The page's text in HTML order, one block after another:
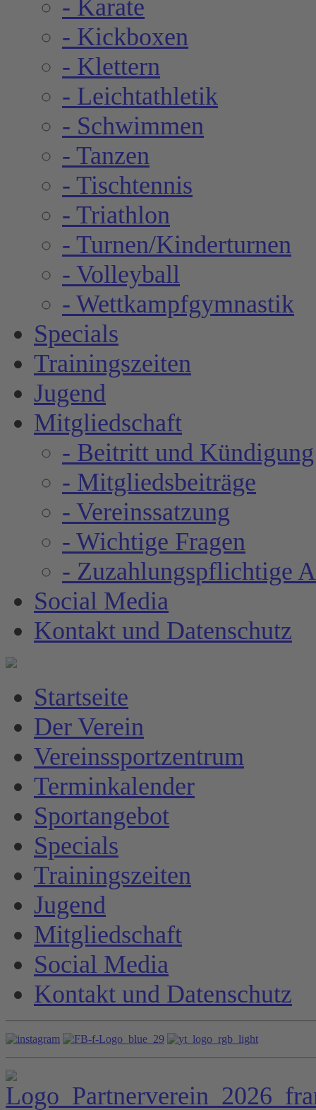
- Karate
- Kickboxen
- Klettern
- Leichtathletik
- Schwimmen
- Tanzen
- Tischtennis
- Triathlon
- Turnen/Kinderturnen
- Volleyball
- Wettkampfgymnastik
Specials
Trainingszeiten
Jugend
Mitgliedschaft
- Beitritt und Kündigung
- Mitgliedsbeiträge
- Vereinssatzung
- Wichtige Fragen
- Zuzahlungspflichtige
Social Media
Kontakt und Datenschutz
Startseite
Der Verein
Vereinssportzentrum
Terminkalender
Sportangebot
Specials
Trainingszeiten
Jugend
Mitgliedschaft
Social Media
Kontakt und Datenschutz